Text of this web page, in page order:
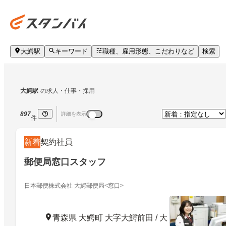
大鰐駅 キーワード 職種、雇用形態、こだわりなど 検索
大鰐駅 の求人・仕事・採用
897
件
詳細を表示
新着契約社員
郵便局窓口スタッフ
日本郵便株式会社 大鰐郵便局<窓口>
青森県 大鰐町 大字大鰐前田 / 大